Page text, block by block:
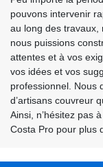
pouvons intervenir
au long des travaux,
nous puissions
attentes et à vos
vos idées et vos
professionnel. Nous
d’artisans couvreur
Ainsi, n’hésitez pas
Costa Pro pour plus